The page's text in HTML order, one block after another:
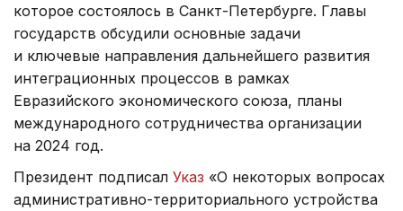
которое состоялось в Санкт-Петербурге. Главы
государств обсудили основные задачи
и ключевые направления дальнейшего развития
интеграционных процессов в рамках
Евразийского экономического союза, планы
международного сотрудничества организации
на 2024 год.
Президент подписал Указ «О некоторых вопросах
административно-территориального устройства